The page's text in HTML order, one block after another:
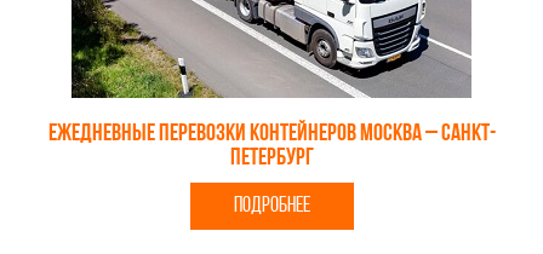
Ежедневные перевозки контейнеров Москва – Санкт-
Петербург
ПОДРОБНЕЕ